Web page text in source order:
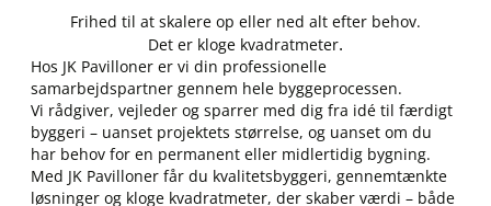
Frihed til at skalere op eller ned alt efter behov.
Det er kloge kvadratmeter.
Hos JK Pavilloner er vi din professionelle
samarbejdspartner gennem hele byggeprocessen.
Vi rådgiver, vejleder og sparrer med dig fra idé til færdigt
byggeri – uanset projektets størrelse, og uanset om du
har behov for en permanent eller midlertidig bygning.
Med JK Pavilloner får du kvalitetsbyggeri, gennemtænkte
løsninger og kloge kvadratmeter, der skaber værdi – både